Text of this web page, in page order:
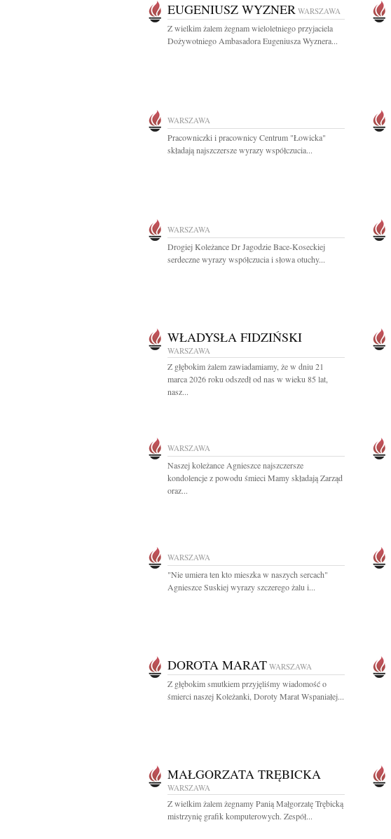
EUGENIUSZ WYZNER WARSZAWA
Z wielkim żalem żegnam wieloletniego przyjaciela
Dożywotniego Ambasadora Eugeniusza Wyznera...
WARSZAWA
Pracowniczki i pracownicy Centrum "Łowicka"
składają najszczersze wyrazy współczucia...
WARSZAWA
Drogiej Koleżance Dr Jagodzie Bace-Koseckiej
serdeczne wyrazy współczucia i słowa otuchy...
WŁADYSŁA FIDZIŃSKI
WARSZAWA
Z głębokim żalem zawiadamiamy, że w dniu 21
marca 2026 roku odszedł od nas w wieku 85 lat,
nasz...
WARSZAWA
Naszej koleżance Agnieszce najszczersze
kondolencje z powodu śmieci Mamy składają Zarząd
oraz...
WARSZAWA
"Nie umiera ten kto mieszka w naszych sercach"
Agnieszce Suskiej wyrazy szczerego żalu i...
DOROTA MARAT WARSZAWA
Z głębokim smutkiem przyjęliśmy wiadomość o
śmierci naszej Koleżanki, Doroty Marat Wspaniałej...
MAŁGORZATA TRĘBICKA
WARSZAWA
Z wielkim żalem żegnamy Panią Małgorzatę Trębicką
mistrzynię grafik komputerowych. Zespół...